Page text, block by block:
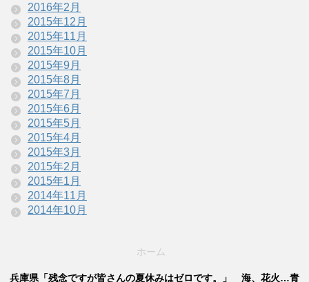
2016年2月
2015年12月
2015年11月
2015年10月
2015年9月
2015年8月
2015年7月
2015年6月
2015年5月
2015年4月
2015年3月
2015年2月
2015年1月
2014年11月
2014年10月
ホーム
兵庫県「残念ですが皆さんの夏休みはゼロです。」 海、花火…青